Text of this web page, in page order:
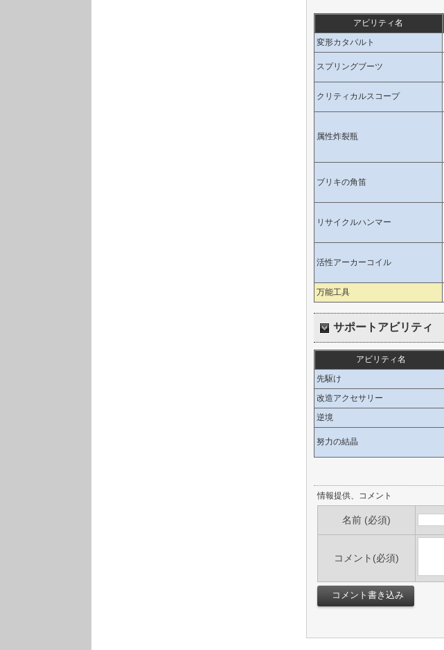
アビリティ名
変形カタパルト
スプリングブーツ
クリティカルスコープ
属性炸裂瓶
ブリキの角笛
リサイクルハンマー
活性アーカーコイル
万能工具
サポートアビリティ
アビリティ名
先駆け
改造アクセサリー
逆境
努力の結晶
情報提供、コメント
名前 (必須)
コメント(必須)